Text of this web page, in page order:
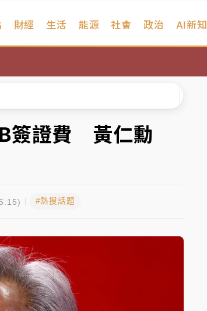
財經 生活 能源 社會 政治 AI新知
走弱
光
出延長至晚上7時
曝光
出延長至晚上7時
簽證費 黃仁勳
#熱搜話題